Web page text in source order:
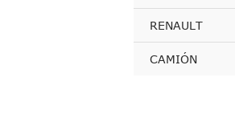
RENAULT
CAMIÓN